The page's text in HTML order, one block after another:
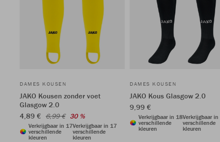
DAMES KOUSEN
JAKO Kousen zonder voet
Glasgow 2.0
4,89 € 6,99 € 30 %
Verkrijgbaar in 17
verschillende
kleuren
Verkrijgbaar in 17
verschillende
kleuren
DAMES KOUSEN
JAKO Kous Glasgow 2.0
9,99 €
Verkrijgbaar in 18
verschillende
kleuren
Verkrijgbaar
verschillende
kleuren